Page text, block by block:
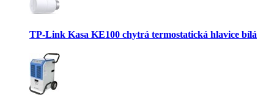
TP-Link Kasa KE100 chytrá termostatická hlavice bílá